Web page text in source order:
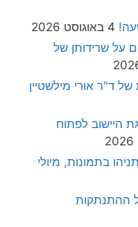
4 באוגוסט 2026
על שרידותן של
ד"ר אורי מילשטיין
היישוב לפתוח
בתמונות, מיולי
ההתנתקות